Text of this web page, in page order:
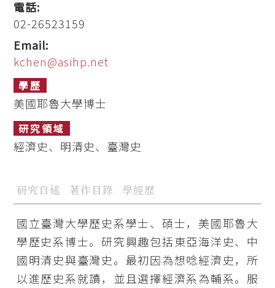
電話:
02-26523159
Email:
kchen@asihp.net
學歷
美國耶魯大學博士
研究領域
經濟史、明清史、臺灣史
研究自述 著作目錄 學經歷
國立臺灣大學歷史系學士、碩士，美國耶魯大
學歷史系博士。研究興趣包括東亞海洋史、中
國明清史與臺灣史。最初因為想唸經濟史，所
以進歷史系就讀，並且選擇經濟系為輔系。服